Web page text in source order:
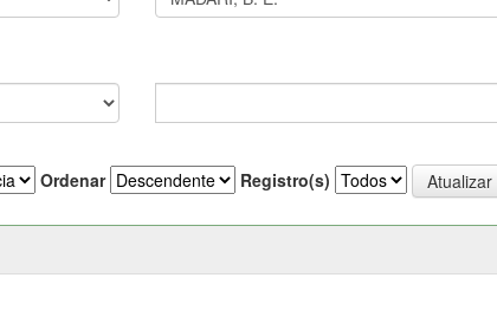
Ordenar Registro(s)